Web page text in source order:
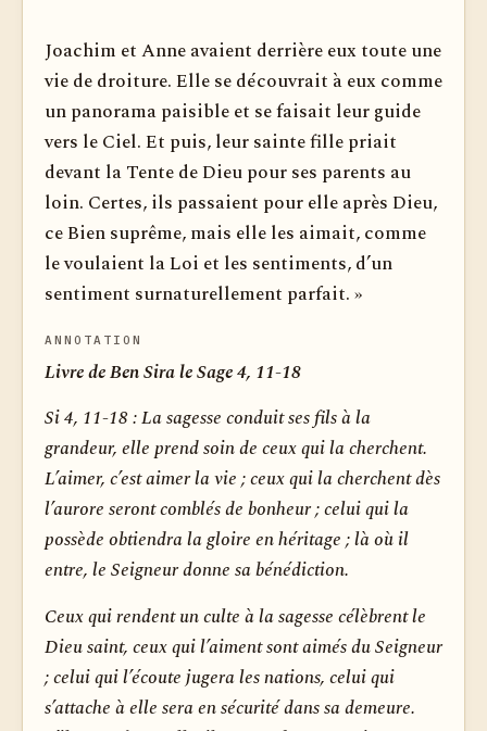
Joachim et Anne avaient derrière eux toute une
vie de droiture. Elle se découvrait à eux comme
un panorama paisible et se faisait leur guide
vers le Ciel. Et puis, leur sainte fille priait
devant la Tente de Dieu pour ses parents au
loin. Certes, ils passaient pour elle après Dieu,
ce Bien suprême, mais elle les aimait, comme
le voulaient la Loi et les sentiments, d’un
sentiment surnaturellement parfait. »
ANNOTATION
Livre de Ben Sira le Sage 4, 11-18
Si 4, 11-18 :La sagesse conduit ses fils à la
grandeur, elle prend soin de ceux qui la cherchent.
L’aimer, c’est aimer la vie ; ceux qui la cherchent dès
l’aurore seront comblés de bonheur ; celui qui la
possède obtiendra la gloire en héritage ; là où il
entre, le Seigneur donne sa bénédiction.
Ceux qui rendent un culte à la sagesse célèbrent le
Dieu saint, ceux qui l’aiment sont aimés du Seigneur
; celui qui l’écoute jugera les nations, celui qui
s’attache à elle sera en sécurité dans sa demeure.